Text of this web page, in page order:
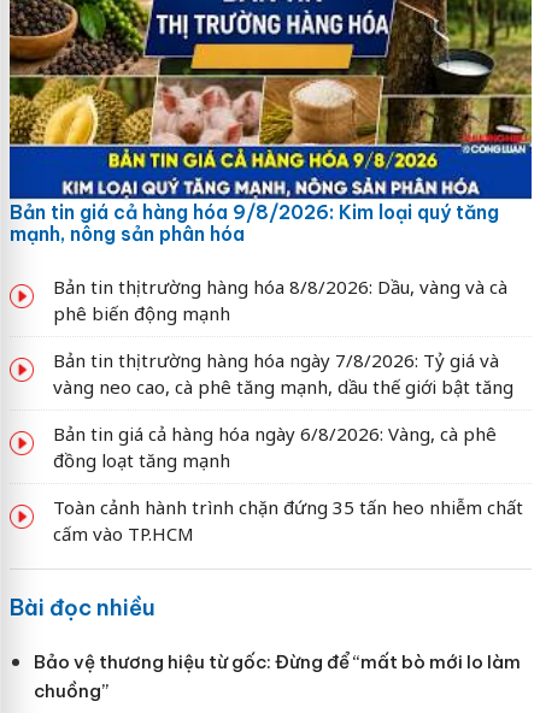
Bản tin giá cả hàng hóa 9/8/2026: Kim loại quý tăng
mạnh, nông sản phân hóa
Bản tin thị trường hàng hóa 8/8/2026: Dầu, vàng và cà
phê biến động mạnh
Bản tin thị trường hàng hóa ngày 7/8/2026: Tỷ giá và
vàng neo cao, cà phê tăng mạnh, dầu thế giới bật tăng
Bản tin giá cả hàng hóa ngày 6/8/2026: Vàng, cà phê
đồng loạt tăng mạnh
Toàn cảnh hành trình chặn đứng 35 tấn heo nhiễm chất
cấm vào TP.HCM
Bài đọc nhiều
Bảo vệ thương hiệu từ gốc: Đừng để “mất bò mới lo làm
chuồng”